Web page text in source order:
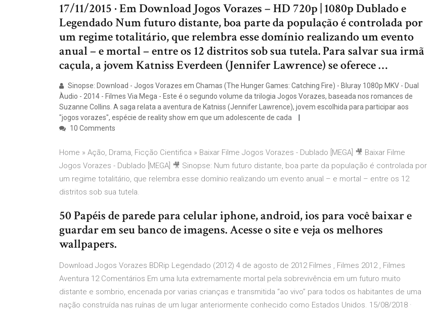
17/11/2015 · Em Download Jogos Vorazes – HD 720p | 1080p Dublado e
Legendado Num futuro distante, boa parte da população é controlada por
um regime totalitário, que relembra esse domínio realizando um evento
anual – e mortal – entre os 12 distritos sob sua tutela. Para salvar sua irmã
caçula, a jovem Katniss Everdeen (Jennifer Lawrence) se oferece …
Sinopse: Download - Jogos Vorazes em Chamas (The Hunger Games: Catching Fire) - Bluray 1080p MKV - Dual
Àudio - 2014 - Filmes Via Mega - Este é o segundo volume da trilogia Jogos Vorazes, baseada nos romances de
Suzanne Collins. A saga relata a aventura de Katniss (Jennifer Lawrence), jovem escolhida para participar aos
"jogos vorazes", espécie de reality show em que um adolescente de cada
10 Comments
Home » Ação, Drama, Ficção Cientifica » Baixar Filme Jogos Vorazes - Dublado [MEGA] 🎥 Baixar Filme
Jogos Vorazes - Dublado [MEGA] 🎥 Sinopse: Num futuro distante, boa parte da população é controlada por
um regime totalitário, que relembra esse domínio realizando um evento anual – e mortal – entre os 12
distritos sob sua tutela.
50 Papéis de parede para celular iphone, android, ios para você baixar e
guardar em seu banco de imagens. Acesse o site e veja os melhores
wallpapers.
Download Jogos Vorazes BDRip Legendado (2012) 4 de agosto de 2012 Filmes , Filmes 2012 , Filmes
Aventura 12 Comentários Em uma luta extremamente mortal pela sobrevivência em um futuro muito
distante e sombrio, encenada por varias crianças e transmitida “ao vivo” para todos os habitantes de uma
nação construída nas ruínas de um lugar anteriormente conhecido como Estados Unidos. 15/08/2018 ·